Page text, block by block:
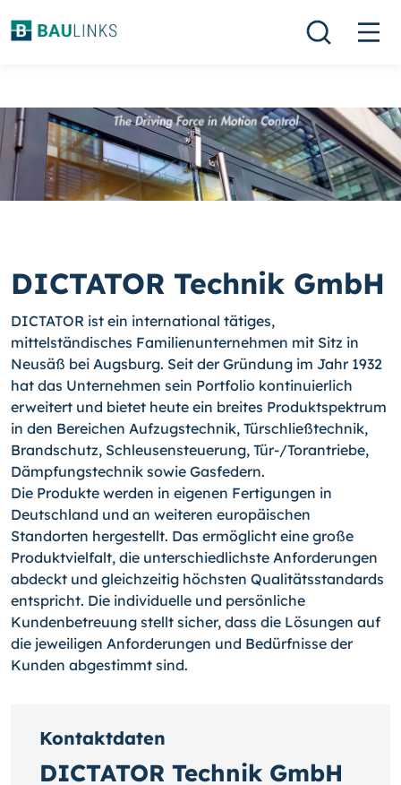
DICTATOR Technik GmbH
DICTATOR ist ein international tätiges,
mittelständisches Familienunternehmen mit Sitz in
Neusäß bei Augsburg. Seit der Gründung im Jahr 1932
hat das Unternehmen sein Portfolio kontinuierlich
erweitert und bietet heute ein breites Produktspektrum
in den Bereichen Aufzugstechnik, Türschließtechnik,
Brandschutz, Schleusensteuerung, Tür-/Torantriebe,
Dämpfungstechnik sowie Gasfedern.
Die Produkte werden in eigenen Fertigungen in
Deutschland und an weiteren europäischen
Standorten hergestellt. Das ermöglicht eine große
Produktvielfalt, die unterschiedlichste Anforderungen
abdeckt und gleichzeitig höchsten Qualitätsstandards
entspricht. Die individuelle und persönliche
Kundenbetreuung stellt sicher, dass die Lösungen auf
die jeweiligen Anforderungen und Bedürfnisse der
Kunden abgestimmt sind.
Kontaktdaten
DICTATOR Technik GmbH